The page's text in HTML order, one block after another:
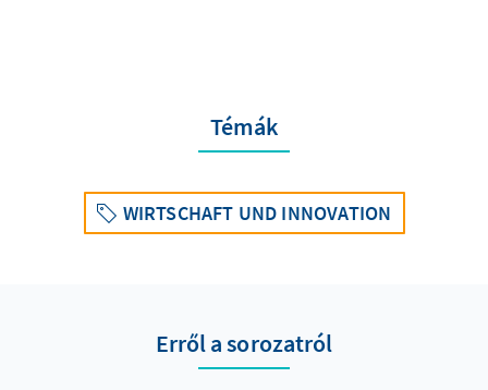
Témák
WIRTSCHAFT UND INNOVATION
Erről a sorozatról